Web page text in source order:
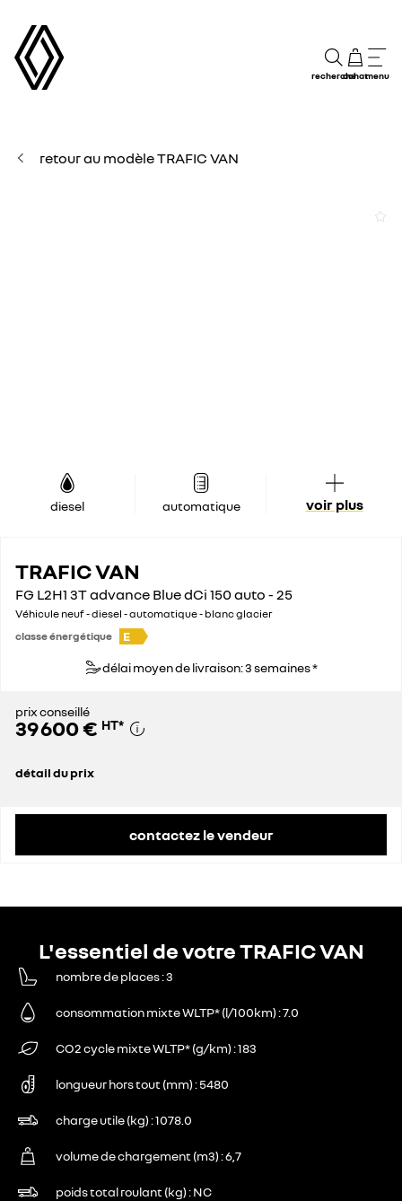
rechercheachatmenu
retour au modèle TRAFIC VAN
diesel automatique voir plus
TRAFIC VAN
FG L2H1 3T advance Blue dCi 150 auto - 25
Véhicule neuf - diesel - automatique - blanc glacier
classe énergétique
E
délai moyen de livraison: 3 semaines *
prix conseillé
39 600 € HT*
détail du prix
contactez le vendeur
L'essentiel de votre TRAFIC VAN
nombre de places 3
consommation mixte WLTP* (l/100km) 7.0
CO2 cycle mixte WLTP* (g/km) 183
longueur hors tout (mm) 5480
charge utile (kg) 1078.0
volume de chargement (m3) 6,7
poids total roulant (kg) NC